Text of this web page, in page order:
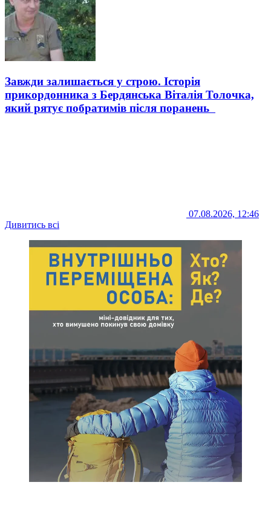
Завжди залишається у строю. Історія
прикордонника з Бердянська Віталія Толочка,
який рятує побратимів після поранень
07.08.2026, 12:46
Дивитись всі